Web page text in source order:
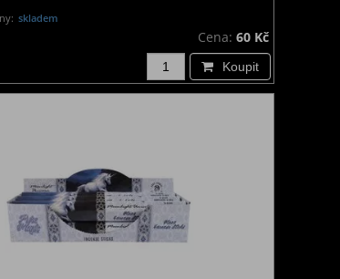
skladem
Cena: 60 Kč
Koupit